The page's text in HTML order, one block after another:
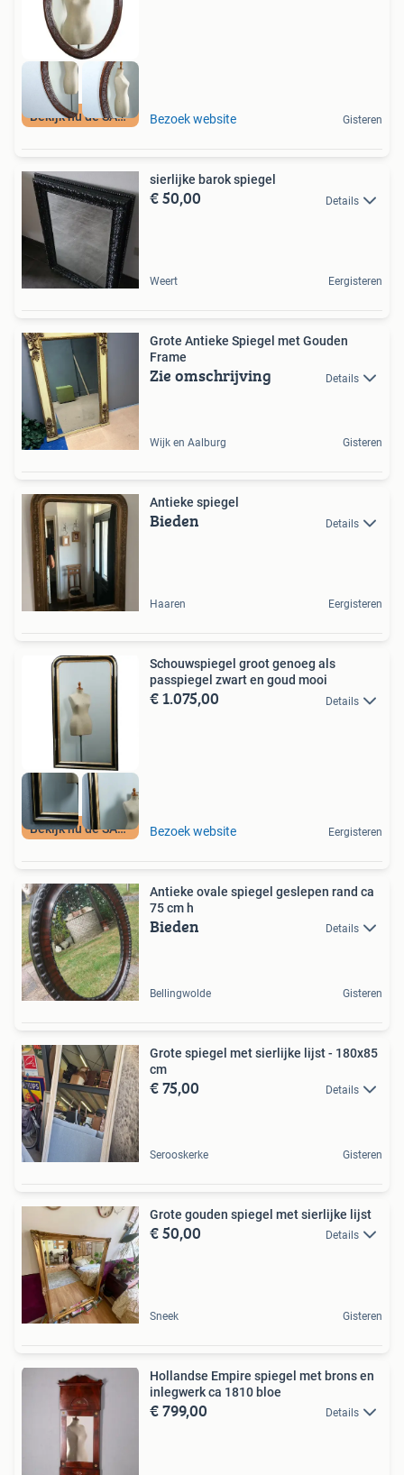
Bekijk nu de SALE Bezoek website Gisteren
sierlijke barok spiegel
€ 50,00 Details
Weert Eergisteren
Grote Antieke Spiegel met Gouden
Frame
Zie omschrijving Details
Wijk en Aalburg Gisteren
Antieke spiegel
Bieden Details
Haaren Eergisteren
Bekijk nu de SALE
Schouwspiegel groot genoeg als
passpiegel zwart en goud mooi
€ 1.075,00 Details
Bezoek website Eergisteren
Antieke ovale spiegel geslepen rand ca
75 cm h
Bieden Details
Bellingwolde Gisteren
Grote spiegel met sierlijke lijst - 180x85
cm
€ 75,00 Details
Serooskerke Gisteren
Grote gouden spiegel met sierlijke lijst
€ 50,00 Details
Sneek Gisteren
Hollandse Empire spiegel met brons en
inlegwerk ca 1810 bloe
€ 799,00 Details